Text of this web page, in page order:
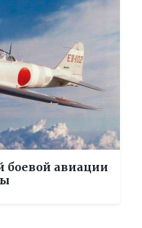
боевой авиации